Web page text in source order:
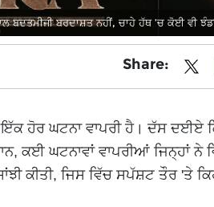
ਬਦਤਮੀਜੀ ਬਰਦਾਸ਼ਤ ਨਹੀਂ, ਚਾਹੇ ਹੱਥ ’ਚ ਕੋਈ ਵੀ
Share:
ਹੋਰ ਘਟਨਾ ਵਾਪਰੀ ਹੈ। ਦੱਸ ਦਈਏ
ਘਟਨਾਵਾਂ ਵਾਪਰੀਆਂ ਜਿਨ੍ਹਾਂ ਨੇ
ਕੀਤੀ, ਜਿਸ ਵਿੱਚ ਸਪੱਸ਼ਟ ਤੌਰ 'ਤੇ